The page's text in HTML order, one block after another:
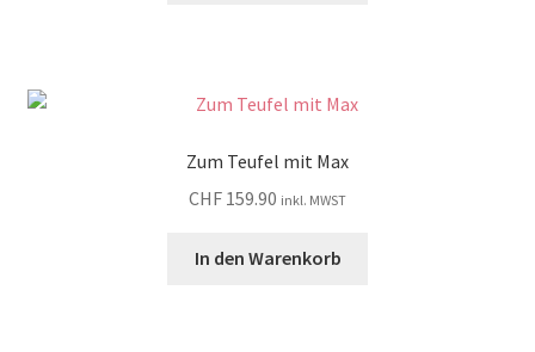
Zum Teufel mit Max
CHF 159.90 inkl. MWST
In den Warenkorb